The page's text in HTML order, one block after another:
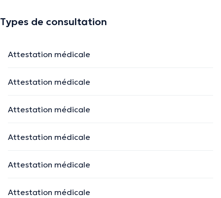
Types de consultation
Attestation médicale
Attestation médicale
Attestation médicale
Attestation médicale
Attestation médicale
Attestation médicale